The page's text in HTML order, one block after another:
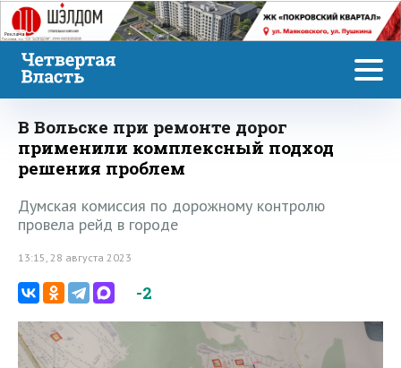
Реклама
В Вольске при ремонте дорог
применили комплексный подход
решения проблем
Думская комиссия по дорожному контролю
провела рейд в городе
13:15, 28 августа 2023
-2